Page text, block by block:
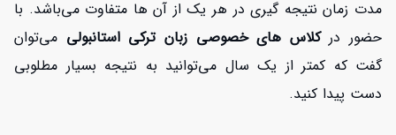
مدت زمان نتیجه گیری در هر یک از آن ها متفاوت می‌باشد. با
حضور درکلاس های خصوصی زبان ترکی استانبولی می‌توان
گفت که کمتر از یک سال می‌توانید به نتیجه بسیار مطلوبی
دست پیدا کنید.